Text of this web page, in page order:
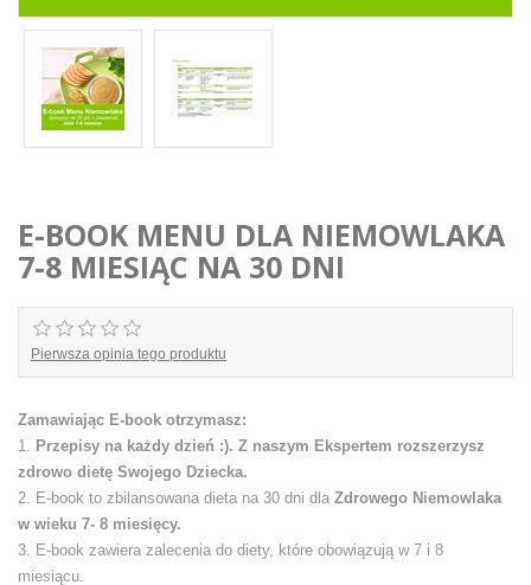
E-BOOK MENU DLA NIEMOWLAKA
7-8 MIESIĄC NA 30 DNI
Pierwsza opinia tego produktu
Zamawiając E-book otrzymasz:
1. Przepisy na każdy dzień :). Z naszym Ekspertem rozszerzysz
zdrowo dietę Swojego Dziecka.
2. E-book to zbilansowana dieta na 30 dni dla Zdrowego Niemowlaka
w wieku 7- 8 miesięcy.
3. E-book zawiera zalecenia do diety, które obowiązują w 7 i 8
miesiącu.